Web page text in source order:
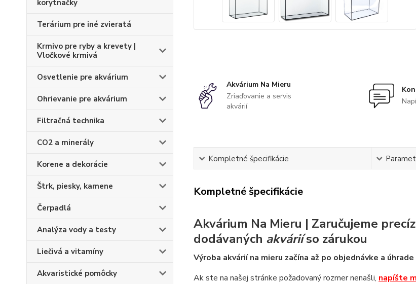
korytnačky
Terárium pre iné zvieratá
Krmivo pre ryby a krevety |
Vločkové krmivá
Osvetlenie pre akvárium
Ohrievanie pre akvárium
Filtračná technika
CO2 a minerály
Korene a dekorácie
Štrk, piesky, kamene
Čerpadlá
Analýza vody a testy
Liečivá a vitamíny
Akvaristické pomôcky
Akvárium Na Mieru
Zriaďovanie a servis
akvárií
Kompletné špecifikácie
Kompletné špecifikácie
Akvárium Na Mieru | Zaručujeme
dodávaných akváriíso zárukou
Výroba akvárií na mieru začína až po objednávke a úhrade
Ak ste na našej stránke požadovaný rozmer nenašli, napíšte